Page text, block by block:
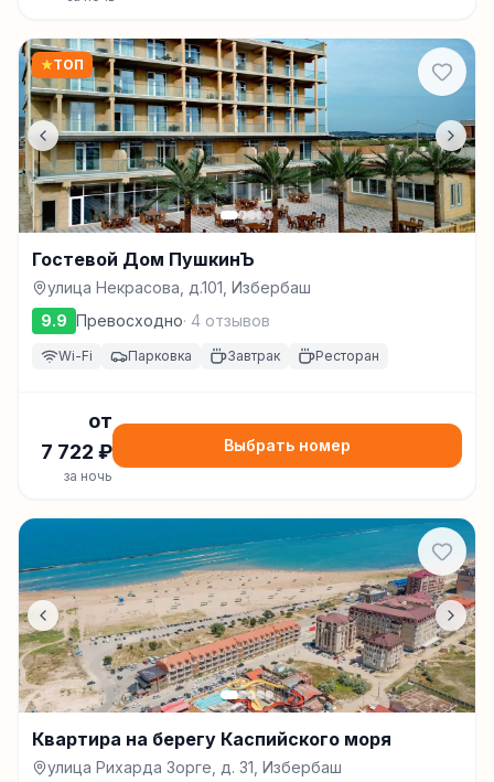
★ТОП
Гостевой Дом ПушкинЪ
улица Некрасова, д.101, Избербаш
9.9 Превосходно· 4 отзывов
Wi-Fi Парковка Завтрак Ресторан
от
7 722 ₽
за ночь
Выбрать номер
Квартира на берегу Каспийского моря
улица Рихарда Зорге, д. 31, Избербаш